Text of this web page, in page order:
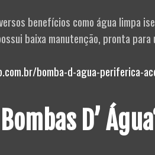
benefícios como água limpa
baixa manutenção, pronta
bomba-d-agua-periferica-
D’